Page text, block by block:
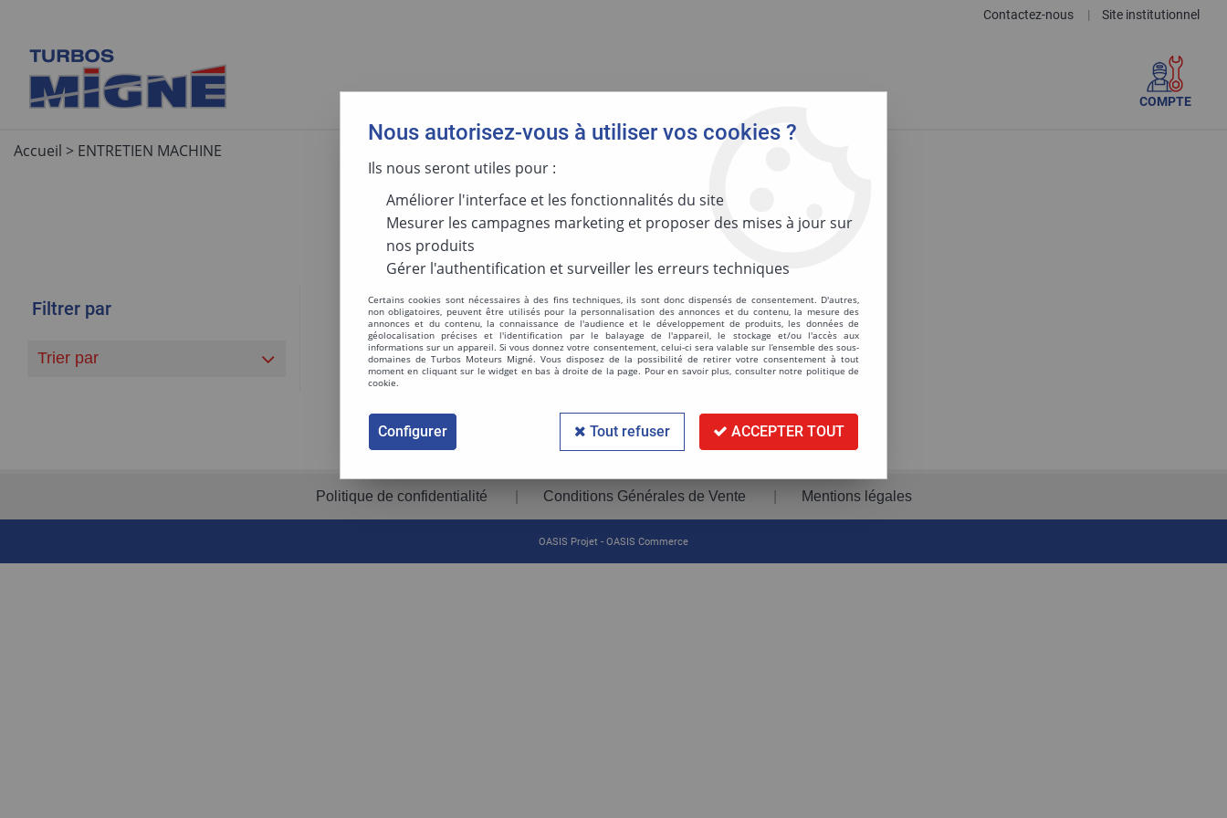
Contactez-nous | Site institutionnel
COMPTE
Accueil > ENTRETIEN MACHINE
ENTRETIEN MACHINE
Filtrer par
Trier par
Aucune correspondance trouvée
Politique de confidentialité Conditions Générales de Vente Mentions légales
OASIS Projet - OASIS Commerce
Nous autorisez-vous à utiliser vos cookies ?
Ils nous seront utiles pour :
Améliorer l'interface et les fonctionnalités du site
Mesurer les campagnes marketing et proposer des mises à jour sur
nos produits
Gérer l'authentification et surveiller les erreurs techniques
Certains cookies sont nécessaires à des fins techniques, ils sont donc dispensés de consentement. D'autres,
non obligatoires, peuvent être utilisés pour la personnalisation des annonces et du contenu, la mesure des
annonces et du contenu, la connaissance de l'audience et le développement de produits, les données de
géolocalisation précises et l'identification par le balayage de l'appareil, le stockage et/ou l'accès aux
informations sur un appareil. Si vous donnez votre consentement, celui-ci sera valable sur l’ensemble des sous-
domaines de Turbos Moteurs Migné. Vous disposez de la possibilité de retirer votre consentement à tout
moment en cliquant sur le widget en bas à droite de la page. Pour en savoir plus, consulter notre politique de
cookie.
Configurer Tout refuser ACCEPTER TOUT